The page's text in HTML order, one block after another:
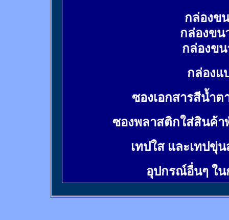
กล่องข
กล่องขน
กล่องข
กล่องแ
ซองเอกสารสีน้ำต
ซองพลาสติกใส่สินค้า
เทปใส และเทปขุ่
อุปกรณ์อื่นๆ ใ